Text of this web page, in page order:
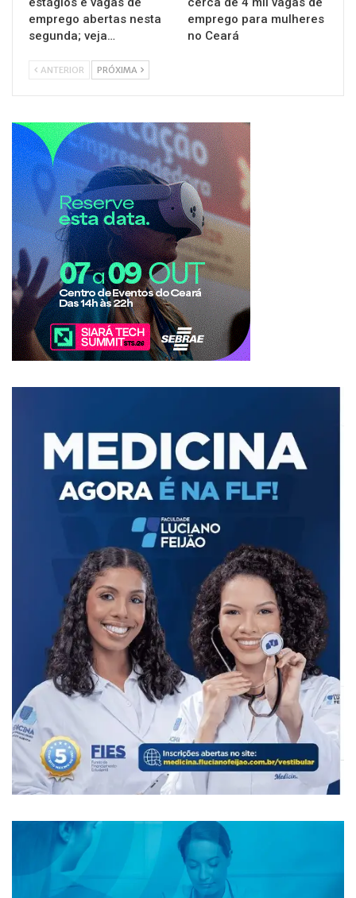
emprego abertas nesta
segunda; veja…
emprego para mulheres
no Ceará
ANTERIOR PRÓXIMA